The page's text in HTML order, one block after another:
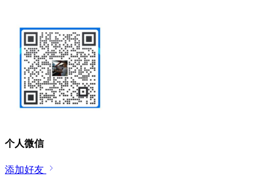
个人微信
添加好友